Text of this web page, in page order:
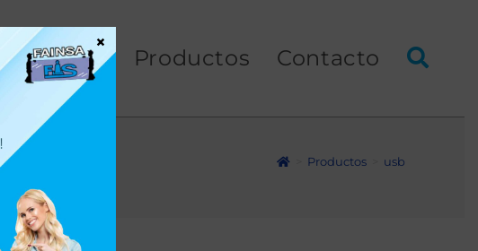
Servicios Productos Contacto
Productos usb
×